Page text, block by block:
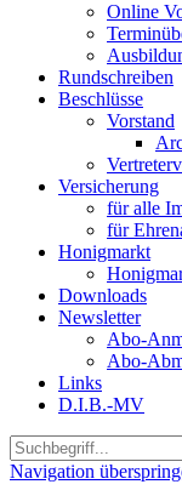
Online
Rundschreiben
Beschlüsse
Vorstand
Versicherung
für alle
für
Honigmarkt
Downloads
Newsletter
Abo-
Abo-
Links
D.I.B.-MV
Navigation